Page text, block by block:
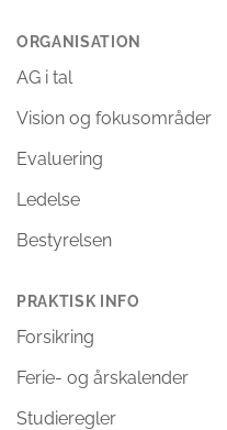
ORGANISATION
AG i tal
Vision og fokusområder
Evaluering
Ledelse
Bestyrelsen
PRAKTISK INFO
Forsikring
Ferie- og årskalender
Studieregler